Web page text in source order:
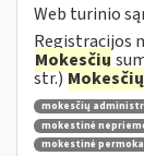
Web turinio
Registracijos
Mokesčių
str.)Mokesčių
mokesčių
mokestinė
mokestinė permoka